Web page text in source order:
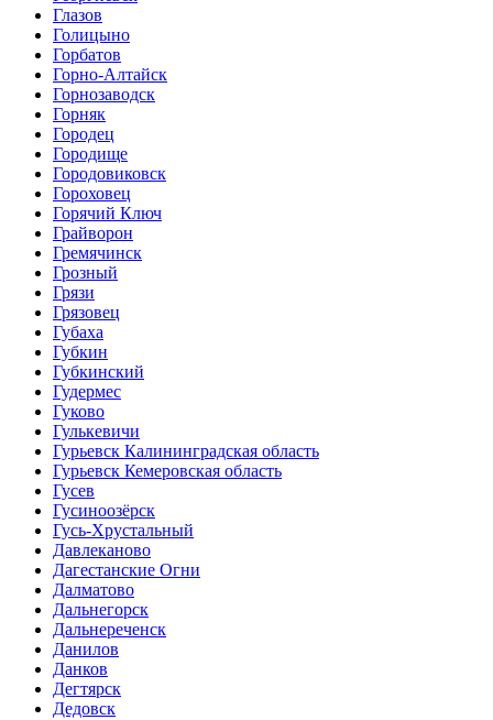
Глазов
Голицыно
Горбатов
Горно-Алтайск
Горнозаводск
Горняк
Городец
Городище
Городовиковск
Гороховец
Горячий Ключ
Грайворон
Гремячинск
Грозный
Грязи
Грязовец
Губаха
Губкин
Губкинский
Гудермес
Гуково
Гулькевичи
Гурьевск Калининградская область
Гурьевск Кемеровская область
Гусев
Гусиноозёрск
Гусь-Хрустальный
Давлеканово
Дагестанские Огни
Далматово
Дальнегорск
Дальнереченск
Данилов
Данков
Дегтярск
Дедовск